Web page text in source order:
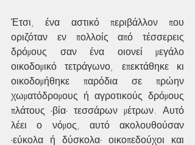
Έτσι, ένα αστικό περιβάλλον που
οριζόταν εν πολλοίς από τέσσερεις
δρόμους σαν ένα οιονεί μεγάλο
οικοδομικό τετράγωνο, επεκτάθηκε κι
οικοδομήθηκε παρόδια σε πρώην
χωματόδρομους ή αγροτικούς δρόμους
πλάτους -βία- τεσσάρων μέτρων. Αυτό
λέει ο νόμος, αυτό ακολουθούσαν
-εύκολα ή δύσκολα- οικοπεδούχοι και